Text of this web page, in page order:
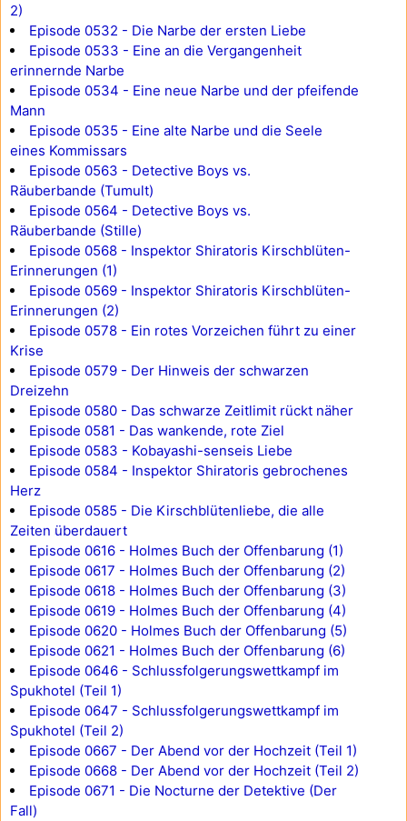
2)
Episode 0532 - Die Narbe der ersten Liebe
Episode 0533 - Eine an die Vergangenheit
erinnernde Narbe
Episode 0534 - Eine neue Narbe und der pfeifende
Mann
Episode 0535 - Eine alte Narbe und die Seele
eines Kommissars
Episode 0563 - Detective Boys vs.
Räuberbande (Tumult)
Episode 0564 - Detective Boys vs.
Räuberbande (Stille)
Episode 0568 - Inspektor Shiratoris Kirschblüten-
Erinnerungen (1)
Episode 0569 - Inspektor Shiratoris Kirschblüten-
Erinnerungen (2)
Episode 0578 - Ein rotes Vorzeichen führt zu einer
Krise
Episode 0579 - Der Hinweis der schwarzen
Dreizehn
Episode 0580 - Das schwarze Zeitlimit rückt näher
Episode 0581 - Das wankende, rote Ziel
Episode 0583 - Kobayashi-senseis Liebe
Episode 0584 - Inspektor Shiratoris gebrochenes
Herz
Episode 0585 - Die Kirschblütenliebe, die alle
Zeiten überdauert
Episode 0616 - Holmes Buch der Offenbarung (1)
Episode 0617 - Holmes Buch der Offenbarung (2)
Episode 0618 - Holmes Buch der Offenbarung (3)
Episode 0619 - Holmes Buch der Offenbarung (4)
Episode 0620 - Holmes Buch der Offenbarung (5)
Episode 0621 - Holmes Buch der Offenbarung (6)
Episode 0646 - Schlussfolgerungswettkampf im
Spukhotel (Teil 1)
Episode 0647 - Schlussfolgerungswettkampf im
Spukhotel (Teil 2)
Episode 0667 - Der Abend vor der Hochzeit (Teil 1)
Episode 0668 - Der Abend vor der Hochzeit (Teil 2)
Episode 0671 - Die Nocturne der Detektive (Der
Fall)